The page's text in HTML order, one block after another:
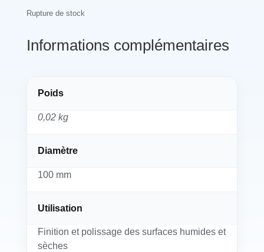
Rupture de stock
Informations complémentaires
Poids
0,02 kg
Diamètre
100 mm
Utilisation
Finition et polissage des surfaces humides et
sèches